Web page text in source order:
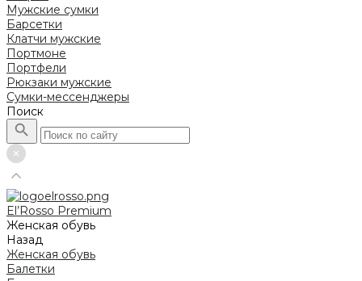
Мужские сумки
Барсетки
Клатчи мужские
Портмоне
Портфели
Рюкзаки мужские
Сумки-мессенджеры
Поиск
El’Rosso Premium
Женская обувь
Назад
Женская обувь
Балетки